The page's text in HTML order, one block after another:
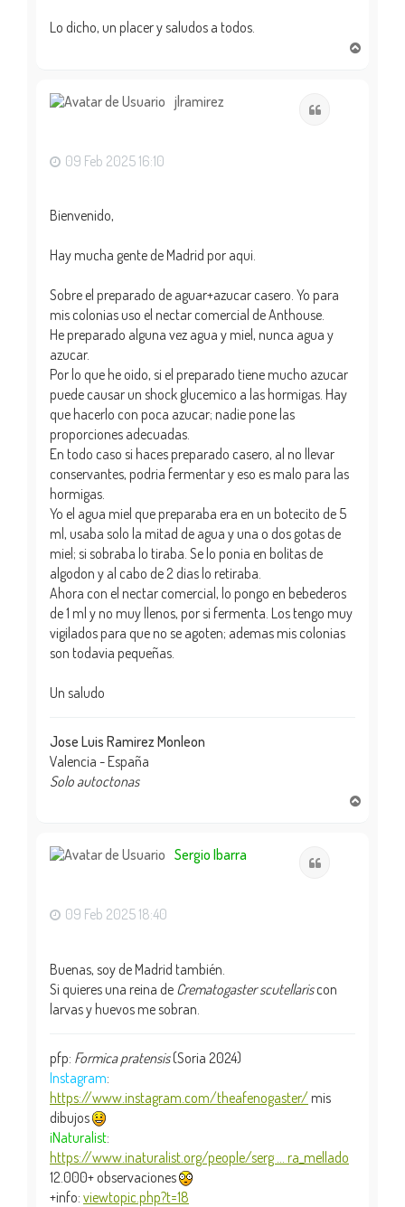
Lo dicho, un placer y saludos a todos.
jlramirez
09 Feb 2025 16:10
Bienvenido,
Hay mucha gente de Madrid por aqui.
Sobre el preparado de aguar+azucar casero. Yo para
mis colonias uso el nectar comercial de Anthouse.
He preparado alguna vez agua y miel, nunca agua y
azucar.
Por lo que he oido, si el preparado tiene mucho azucar
puede causar un shock glucemico a las hormigas. Hay
que hacerlo con poca azucar; nadie pone las
proporciones adecuadas.
En todo caso si haces preparado casero, al no llevar
conservantes, podria fermentar y eso es malo para las
hormigas.
Yo el agua miel que preparaba era en un botecito de 5
ml, usaba solo la mitad de agua y una o dos gotas de
miel; si sobraba lo tiraba. Se lo ponia en bolitas de
algodon y al cabo de 2 dias lo retiraba.
Ahora con el nectar comercial, lo pongo en bebederos
de 1 ml y no muy llenos, por si fermenta. Los tengo muy
vigilados para que no se agoten; ademas mis colonias
son todavia pequeñas.
Un saludo
Jose Luis Ramirez Monleon
Valencia - España
Solo autoctonas
Sergio Ibarra
09 Feb 2025 18:40
Buenas, soy de Madrid también.
Si quieres una reina de Crematogaster scutellariscon
larvas y huevos me sobran.
pfp: Formica pratensis(Soria 2024)
Instagram:
https://www.instagram.com/theafenogaster/ mis
dibujos
iNaturalist:
https://www.inaturalist.org/people/serg ... ra_mellado
12.000+ observaciones
+info: viewtopic.php?t=18